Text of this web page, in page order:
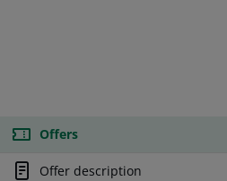
Offers
Offer description